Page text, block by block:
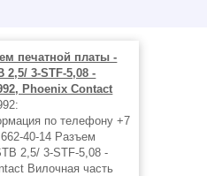
печатной платы -
2,5/ 3-STF-5,08 -
Phoenix Contact
по телефону +7
40-14 Разъем
2,5/ 3-STF-5,08 -
Вилочная часть